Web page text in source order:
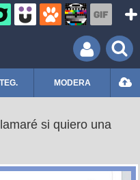
MODERA
si quiero una